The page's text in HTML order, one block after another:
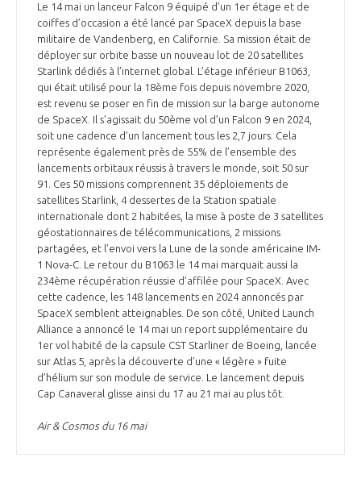
Le 14 mai un lanceur Falcon 9 équipé d’un 1er étage et de
coiffes d’occasion a été lancé par SpaceX depuis la base
militaire de Vandenberg, en Californie. Sa mission était de
déployer sur orbite basse un nouveau lot de 20 satellites
Starlink dédiés à l’internet global. L’étage inférieur B1063,
qui était utilisé pour la 18ème fois depuis novembre 2020,
est revenu se poser en fin de mission sur la barge autonome
de SpaceX. Il s’agissait du 50ème vol d’un Falcon 9 en 2024,
soit une cadence d’un lancement tous les 2,7 jours. Cela
représente également près de 55% de l’ensemble des
lancements orbitaux réussis à travers le monde, soit 50 sur
91. Ces 50 missions comprennent 35 déploiements de
satellites Starlink, 4 dessertes de la Station spatiale
internationale dont 2 habitées, la mise à poste de 3 satellites
géostationnaires de télécommunications, 2 missions
partagées, et l’envoi vers la Lune de la sonde américaine IM-
1 Nova-C. Le retour du B1063 le 14 mai marquait aussi la
234ème récupération réussie d’affilée pour SpaceX. Avec
cette cadence, les 148 lancements en 2024 annoncés par
SpaceX semblent atteignables. De son côté, United Launch
Alliance a annoncé le 14 mai un report supplémentaire du
1er vol habité de la capsule CST Starliner de Boeing, lancée
sur Atlas 5, après la découverte d’une « légère » fuite
d’hélium sur son module de service. Le lancement depuis
Cap Canaveral glisse ainsi du 17 au 21 mai au plus tôt.
Air & Cosmos du 16 mai